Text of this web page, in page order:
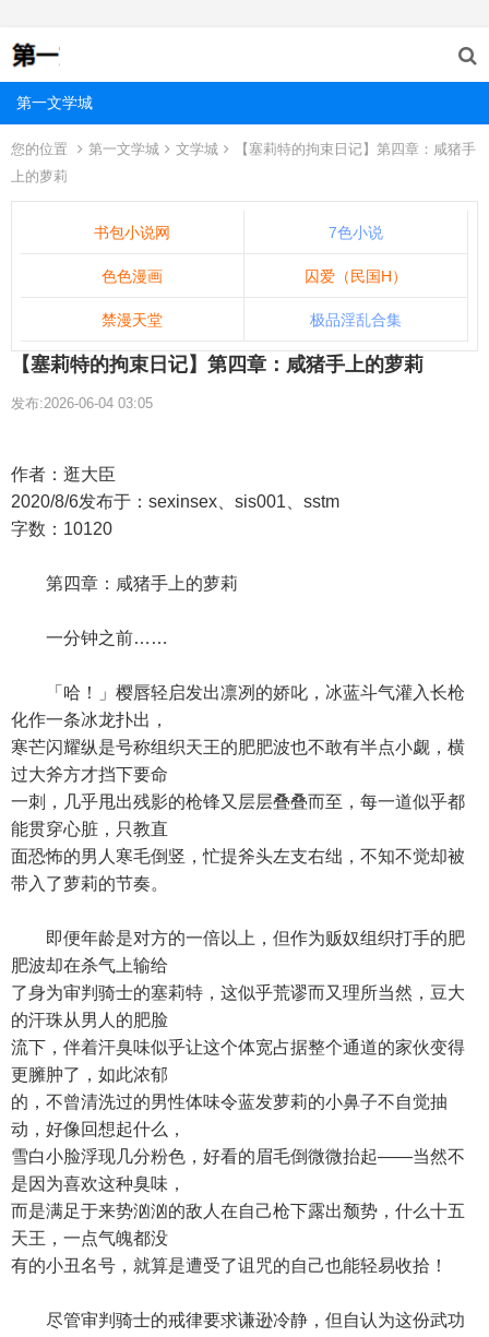
第一文学城
您的位置 第一文学城 文学城
【塞莉特的拘束日记】第四章：咸猪手
上的萝莉
书包小说网 7色小说
色色漫画 囚爱（民国H）
禁漫天堂 极品淫乱合集
【塞莉特的拘束日记】第四章：咸猪手上的萝莉
发布:2026-06-04 03:05
作者：逛大臣
2020/8/6发布于：sexinsex、sis001、sstm
字数：10120
第四章：咸猪手上的萝莉
一分钟之前……
「哈！」樱唇轻启发出凛冽的娇叱，冰蓝斗气灌入长枪
化作一条冰龙扑出，
寒芒闪耀纵是号称组织天王的肥肥波也不敢有半点小觑，横
过大斧方才挡下要命
一刺，几乎甩出残影的枪锋又层层叠叠而至，每一道似乎都
能贯穿心脏，只教直
面恐怖的男人寒毛倒竖，忙提斧头左支右绌，不知不觉却被
带入了萝莉的节奏。
即便年龄是对方的一倍以上，但作为贩奴组织打手的肥
肥波却在杀气上输给
了身为审判骑士的塞莉特，这似乎荒谬而又理所当然，豆大
的汗珠从男人的肥脸
流下，伴着汗臭味似乎让这个体宽占据整个通道的家伙变得
更臃肿了，如此浓郁
的，不曾清洗过的男性体味令蓝发萝莉的小鼻子不自觉抽
动，好像回想起什么，
雪白小脸浮现几分粉色，好看的眉毛倒微微抬起——当然不
是因为喜欢这种臭味，
而是满足于来势汹汹的敌人在自己枪下露出颓势，什么十五
天王，一点气魄都没
有的小丑名号，就算是遭受了诅咒的自己也能轻易收拾！
尽管审判骑士的戒律要求谦逊冷静，但自认为这份武功